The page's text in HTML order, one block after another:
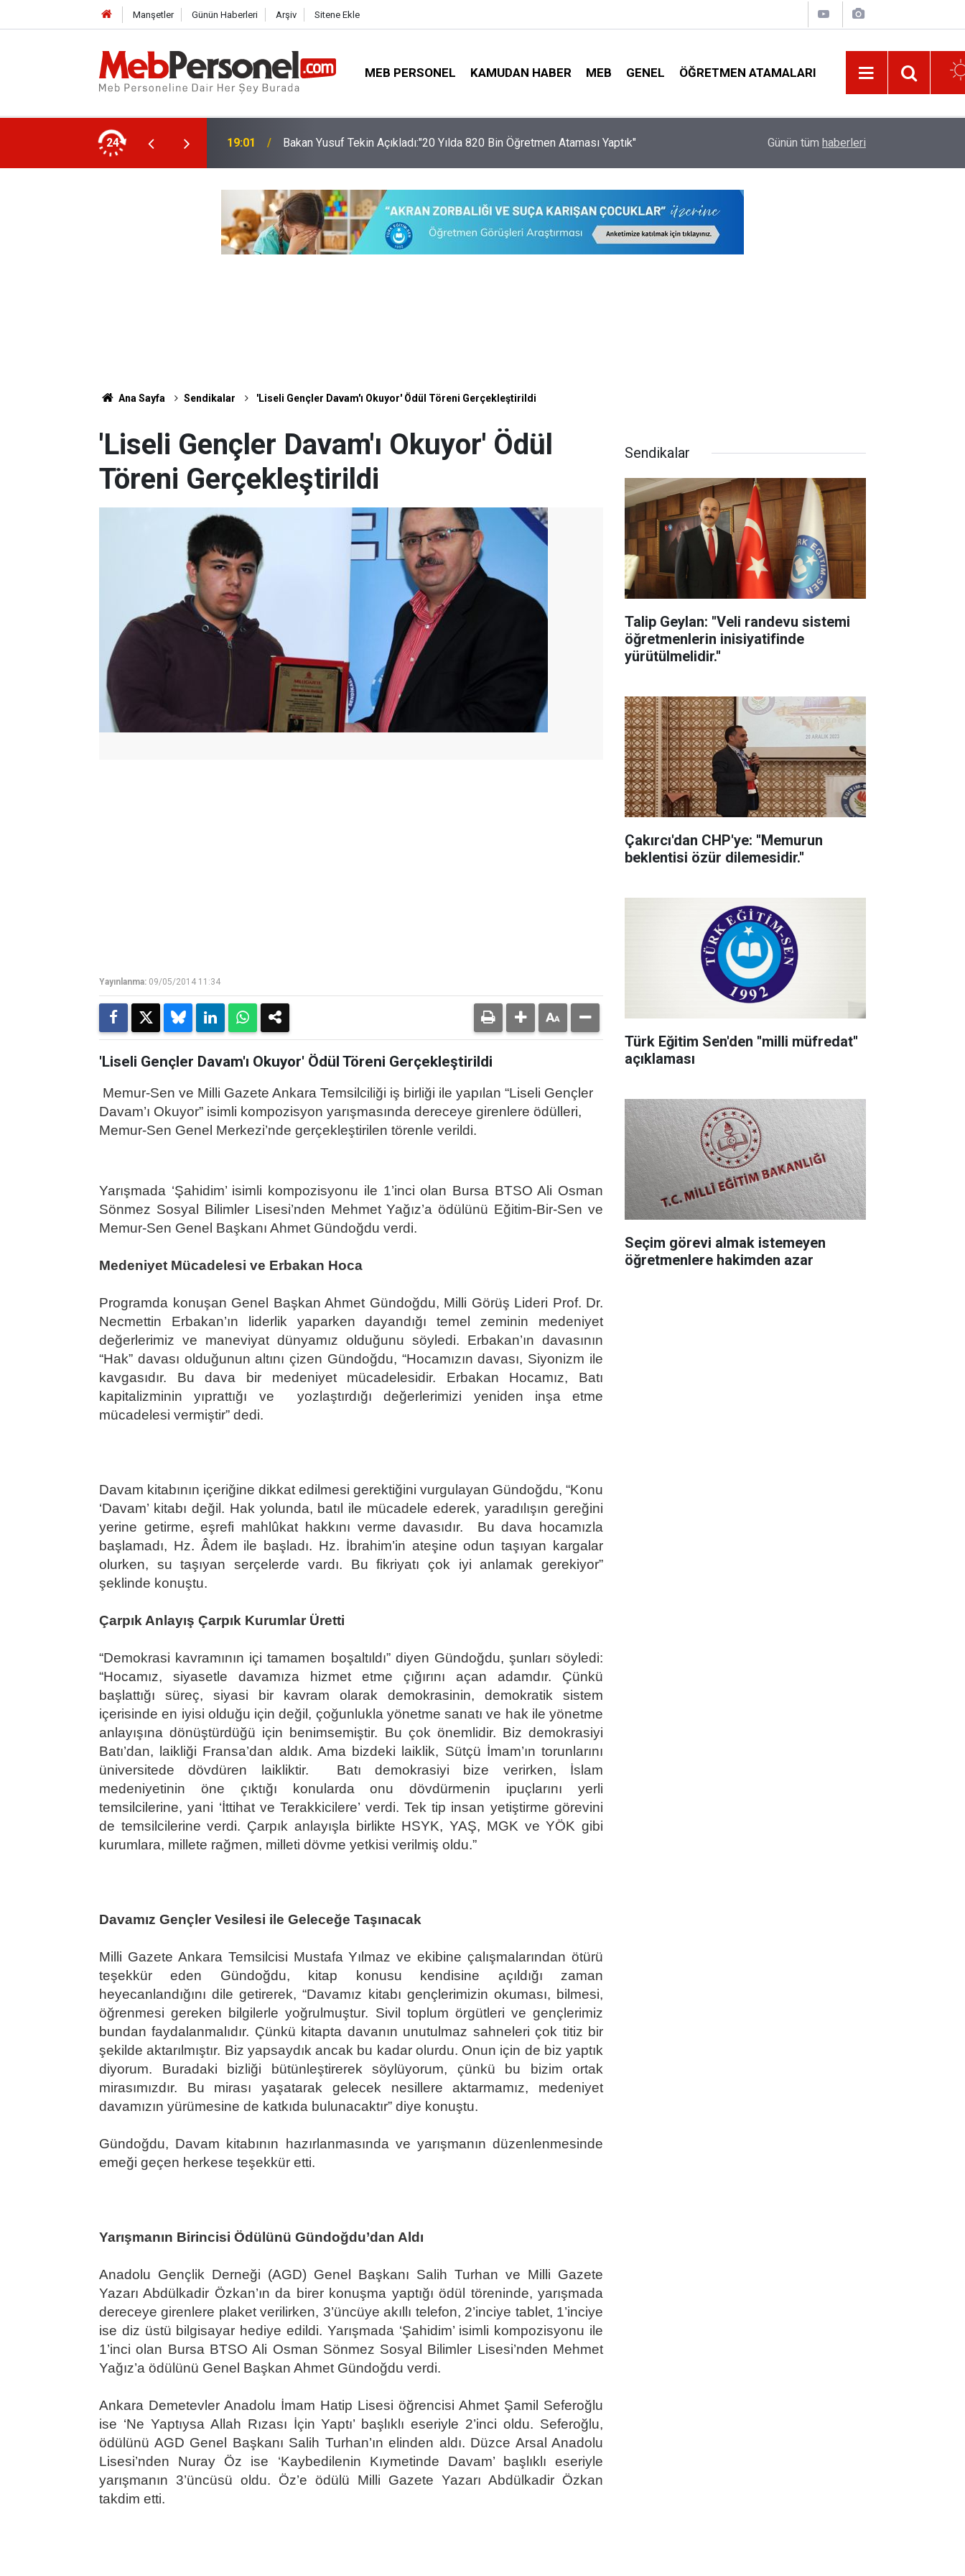
Manşetler Günün Haberleri Arşiv Sitene Ekle
MEB PERSONEL KAMUDAN HABER MEB GENEL ÖĞRETMEN ATAMALARI
24
Norm Fazlası Olacak? İşte MEB'in
19:01 Bakan Yusuf Tekin Açıkladı:"20 Yılda 820 Bin Öğretmen Ataması Yaptık" e-Okul Nakil Ekranları Açıldı: Okul İdareleri İçin
Günün tüm haberleri
Ana Sayfa Sendikalar 'Liseli Gençler Davam'ı Okuyor' Ödül Töreni Gerçekleştirildi
'Liseli Gençler Davam'ı Okuyor' Ödül
Töreni Gerçekleştirildi
Yayınlanma: 09/05/2014 11:34
'Liseli Gençler Davam'ı Okuyor' Ödül Töreni Gerçekleştirildi
Memur-Sen ve Milli Gazete Ankara Temsilciliği iş birliği ile yapılan “Liseli Gençler
Davam’ı Okuyor” isimli kompozisyon yarışmasında dereceye girenlere ödülleri,
Memur-Sen Genel Merkezi’nde gerçekleştirilen törenle verildi.
Yarışmada ‘Şahidim’ isimli kompozisyonu ile 1’inci olan Bursa BTSO Ali Osman
Sönmez Sosyal Bilimler Lisesi’nden Mehmet Yağız’a ödülünü Eğitim-Bir-Sen ve
Memur-Sen Genel Başkanı Ahmet Gündoğdu verdi.
Medeniyet Mücadelesi ve Erbakan Hoca
Programda konuşan Genel Başkan Ahmet Gündoğdu, Milli Görüş Lideri Prof. Dr.
Necmettin Erbakan’ın liderlik yaparken dayandığı temel zeminin medeniyet
değerlerimiz ve maneviyat dünyamız olduğunu söyledi. Erbakan’ın davasının
“Hak” davası olduğunun altını çizen Gündoğdu, “Hocamızın davası, Siyonizm ile
kavgasıdır. Bu dava bir medeniyet mücadelesidir. Erbakan Hocamız, Batı
kapitalizminin yıprattığı ve yozlaştırdığı değerlerimizi yeniden inşa etme
mücadelesi vermiştir” dedi.
Davam kitabının içeriğine dikkat edilmesi gerektiğini vurgulayan Gündoğdu, “Konu
‘Davam’ kitabı değil. Hak yolunda, batıl ile mücadele ederek, yaradılışın gereğini
yerine getirme, eşrefi mahlûkat hakkını verme davasıdır. Bu dava hocamızla
başlamadı, Hz. Âdem ile başladı. Hz. İbrahim’in ateşine odun taşıyan kargalar
olurken, su taşıyan serçelerde vardı. Bu fikriyatı çok iyi anlamak gerekiyor”
şeklinde konuştu.
Çarpık Anlayış Çarpık Kurumlar Üretti
“Demokrasi kavramının içi tamamen boşaltıldı” diyen Gündoğdu, şunları söyledi:
“Hocamız, siyasetle davamıza hizmet etme çığırını açan adamdır. Çünkü
başlattığı süreç, siyasi bir kavram olarak demokrasinin, demokratik sistem
içerisinde en iyisi olduğu için değil, çoğunlukla yönetme sanatı ve hak ile yönetme
anlayışına dönüştürdüğü için benimsemiştir. Bu çok önemlidir. Biz demokrasiyi
Batı’dan, laikliği Fransa’dan aldık. Ama bizdeki laiklik, Sütçü İmam’ın torunlarını
üniversitede dövdüren laikliktir. Batı demokrasiyi bize verirken, İslam
medeniyetinin öne çıktığı konularda onu dövdürmenin ipuçlarını yerli
temsilcilerine, yani ‘İttihat ve Terakkicilere’ verdi. Tek tip insan yetiştirme görevini
de temsilcilerine verdi. Çarpık anlayışla birlikte HSYK, YAŞ, MGK ve YÖK gibi
kurumlara, millete rağmen, milleti dövme yetkisi verilmiş oldu.”
Davamız Gençler Vesilesi ile Geleceğe Taşınacak
Milli Gazete Ankara Temsilcisi Mustafa Yılmaz ve ekibine çalışmalarından ötürü
teşekkür eden Gündoğdu, kitap konusu kendisine açıldığı zaman
heyecanlandığını dile getirerek, “Davamız kitabı gençlerimizin okuması, bilmesi,
öğrenmesi gereken bilgilerle yoğrulmuştur. Sivil toplum örgütleri ve gençlerimiz
bundan faydalanmalıdır. Çünkü kitapta davanın unutulmaz sahneleri çok titiz bir
şekilde aktarılmıştır. Biz yapsaydık ancak bu kadar olurdu. Onun için de biz yaptık
diyorum. Buradaki bizliği bütünleştirerek söylüyorum, çünkü bu bizim ortak
mirasımızdır. Bu mirası yaşatarak gelecek nesillere aktarmamız, medeniyet
davamızın yürümesine de katkıda bulunacaktır” diye konuştu.
Gündoğdu, Davam kitabının hazırlanmasında ve yarışmanın düzenlenmesinde
emeği geçen herkese teşekkür etti.
Yarışmanın Birincisi Ödülünü Gündoğdu’dan Aldı
Anadolu Gençlik Derneği (AGD) Genel Başkanı Salih Turhan ve Milli Gazete
Yazarı Abdülkadir Özkan’ın da birer konuşma yaptığı ödül töreninde, yarışmada
dereceye girenlere plaket verilirken, 3’üncüye akıllı telefon, 2’inciye tablet, 1’inciye
ise diz üstü bilgisayar hediye edildi. Yarışmada ‘Şahidim’ isimli kompozisyonu ile
1’inci olan Bursa BTSO Ali Osman Sönmez Sosyal Bilimler Lisesi’nden Mehmet
Yağız’a ödülünü Genel Başkan Ahmet Gündoğdu verdi.
Ankara Demetevler Anadolu İmam Hatip Lisesi öğrencisi Ahmet Şamil Seferoğlu
ise ‘Ne Yaptıysa Allah Rızası İçin Yaptı’ başlıklı eseriyle 2’inci oldu. Seferoğlu,
ödülünü AGD Genel Başkanı Salih Turhan’ın elinden aldı. Düzce Arsal Anadolu
Lisesi’nden Nuray Öz ise ‘Kaybedilenin Kıymetinde Davam’ başlıklı eseriyle
yarışmanın 3’üncüsü oldu. Öz’e ödülü Milli Gazete Yazarı Abdülkadir Özkan
takdim etti.
Sendikalar
Talip Geylan: ''Veli randevu sistemi
öğretmenlerin inisiyatifinde
yürütülmelidir.''
Çakırcı'dan CHP'ye: ''Memurun
beklentisi özür dilemesidir.''
Türk Eğitim Sen'den ''milli müfredat''
açıklaması
Seçim görevi almak istemeyen
öğretmenlere hakimden azar